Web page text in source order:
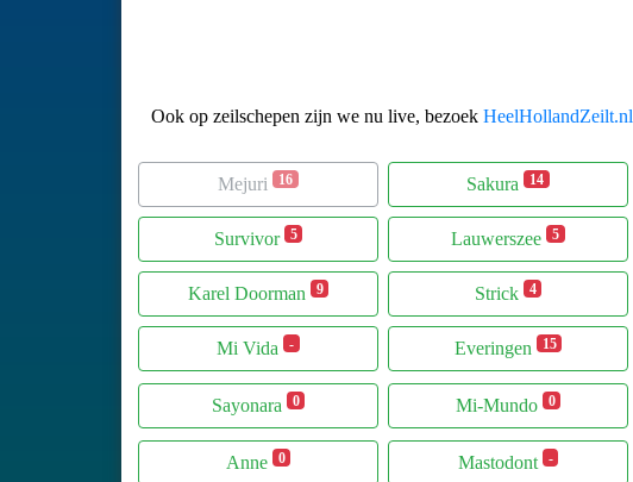
Ook op zeilschepen zijn we nu live, bezoek HeelHollandZeilt.nl
Mejuri 16
Survivor 5
Karel Doorman 9
Mi Vida -
Sakura 14
Lauwerszee 5
Strick 4
Everingen 15
Sayonara 0 Mi-Mundo 0
Anne 0 Mastodont -